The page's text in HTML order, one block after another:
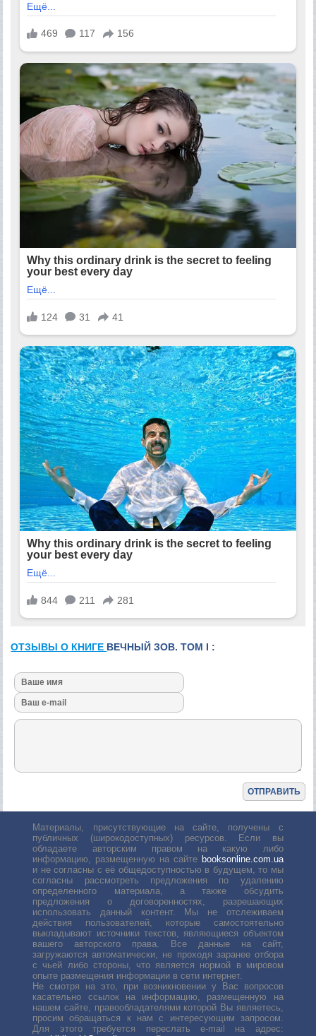
ОТЗЫВЫ О КНИГЕ ВЕЧНЫЙ ЗОВ. ТОМ I :
Материалы, присутствующие на сайте, получены с
публичных (широкодоступных) ресурсов. Если вы
обладаете авторским правом на какую либо
информацию, размещенную на сайте booksonline.com.ua
и не согласны с её общедоступностью в будущем, то мы
согласны рассмотреть предложения по удалению
определенного материала, а также обсудить
предложения о договоренностях, разрешающих
использовать данный контент. Мы не отслеживаем
действия пользователей, которые самостоятельно
выкладывают источники текстов, являющиеся объектом
вашего авторского права. Все данные на сайт,
загружаются автоматически, не проходя заранее отбора
с чьей либо стороны, что является нормой в мировом
опыте размещения информации в сети интернет.
Не смотря на это, при возникновении у Вас вопросов
касательно ссылок на информацию, размещенную на
нашем сайте, правообладателями которой Вы являетесь,
просим обращаться к нам с интересующим запросом.
Для этого требуется переслать е-mail на адрес: